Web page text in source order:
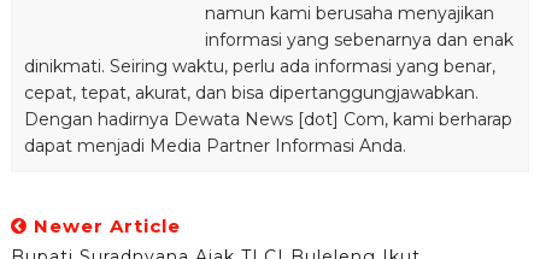
namun kami berusaha menyajikan
informasi yang sebenarnya dan enak
dinikmati. Seiring waktu, perlu ada informasi yang benar,
cepat, tepat, akurat, dan bisa dipertanggungjawabkan.
Dengan hadirnya Dewata News [dot] Com, kami berharap
dapat menjadi Media Partner Informasi Anda.
Newer Article